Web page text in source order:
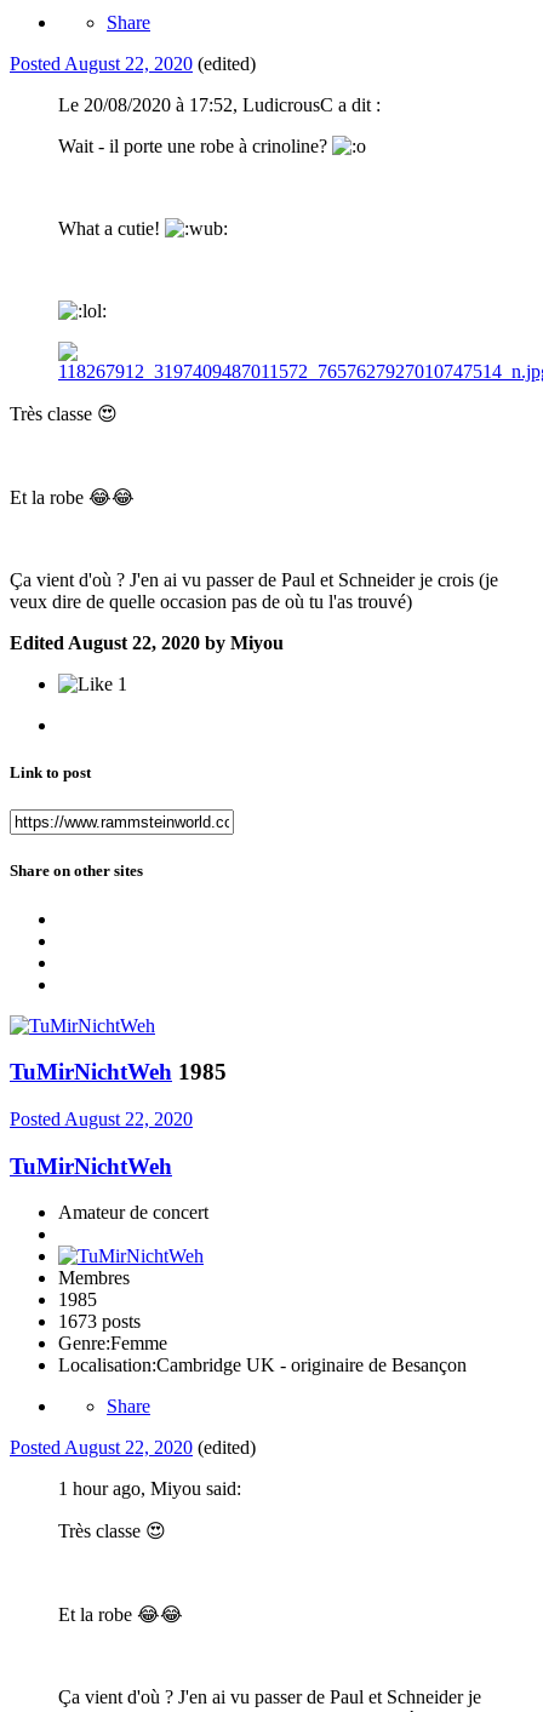
Share
Posted August 22, 2020 (edited)
Le 20/08/2020 à 17:52, LudicrousC a dit :
Wait - il porte une robe à crinoline?
What a cutie!
Très classe 😍
Et la robe 😂😂
Ça vient d'où ? J'en ai vu passer de Paul et Schneider je crois (je
veux dire de quelle occasion pas de où tu l'as trouvé)
Edited August 22, 2020 by Miyou
1
Link to post
Share on other sites
TuMirNichtWeh 1985
Posted August 22, 2020
TuMirNichtWeh
Amateur de concert
Membres
1985
1673 posts
Genre:Femme
Localisation:Cambridge UK - originaire de Besançon
Share
PostedAugust 22, 2020 (edited)
1 hour ago, Miyou said:
Très classe 😍
Et la robe 😂😂
Ça vient d'où ? J'en ai vu passer de Paul et Schneider je